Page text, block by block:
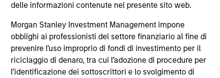
delle informazioni contenute nel presente sito web.
Morgan Stanley Investment Management impone
obblighi ai professionisti del settore finanziario al fine di
prevenire l’uso improprio di fondi di investimento per il
riciclaggio di denaro, tra cui l’adozione di procedure per
l’identificazione dei sottoscrittori e lo svolgimento di
The information on this page is for informational
not constitute and should not be construed as an
offering of advisory services or an offer to sell or a
solicitation of an offer to buy any securities in any
jurisdiction in which such offer or solicitation,
purchase or sale would be unlawful under the
securities, insurance or other laws of such jurisdiction.